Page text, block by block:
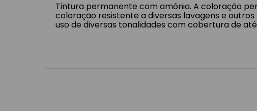
Tintura permanente com amônia. A coloração
coloração resistente a diversas lavagens e
uso de diversas tonalidades com cobertura de